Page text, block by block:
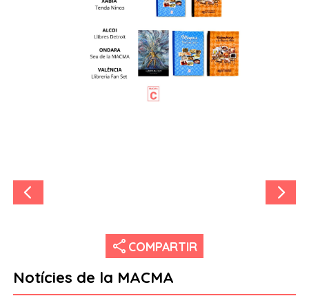
share COMPARTIR
Notícies de la MACMA